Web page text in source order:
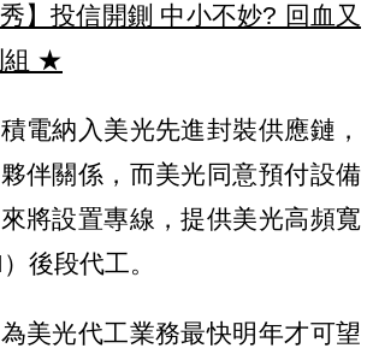
】投信開鍘 中小不妙? 回血又
★
電納入美光先進封裝供應鏈，
伴關係，而美光同意預付設備
將設置專線，提供美光高頻寬
後段代工。
美光代工業務最快明年才可望